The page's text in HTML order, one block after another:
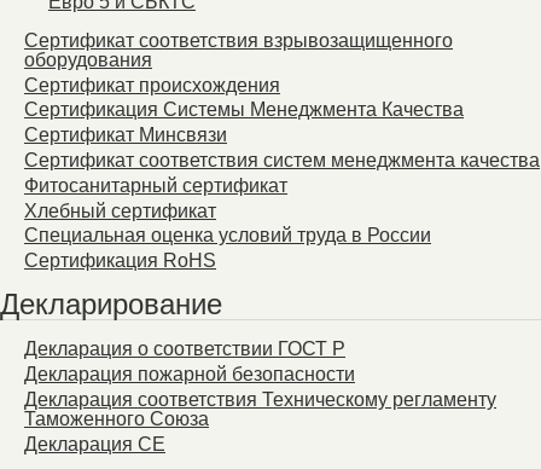
Сертификат соответствия взрывозащищенного
оборудования
Сертификат происхождения
Сертификация Системы Менеджмента Качества
Сертификат Минсвязи
Сертификат соответствия систем менеджмента качества
Фитосанитарный сертификат
Хлебный сертификат
Специальная оценка условий труда в России
Сертификация RoHS
Декларирование
Декларация о соответствии ГОСТ Р
Декларация пожарной безопасности
Декларация соответствия Техническому регламенту
Таможенного Союза
Декларация СЕ